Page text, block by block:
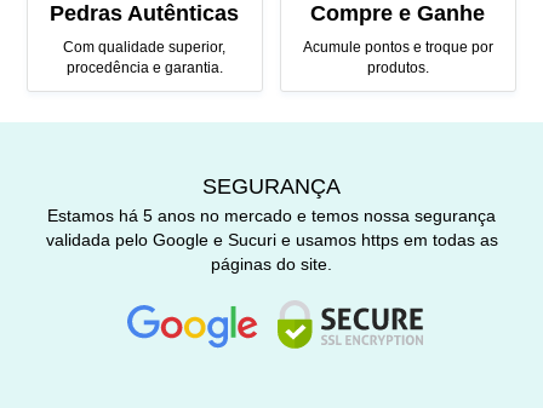
Pedras Autênticas
Com qualidade superior,
procedência e garantia.
Compre e Ganhe
Acumule pontos e troque por
produtos.
SEGURANÇA
Estamos há 5 anos no mercado e temos nossa segurança
validada pelo Google e Sucuri e usamos https em todas as
páginas do site.